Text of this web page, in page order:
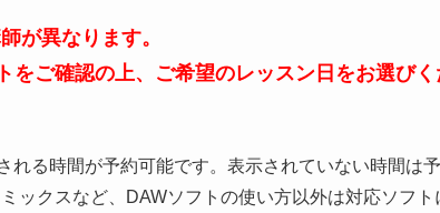
が異なります。
をご確認の上、ご希望のレッスン日をお選びく
れる時間が予約可能です。表示されていない時間は
ックスなど、DAWソフトの使い方以外は対応ソフ